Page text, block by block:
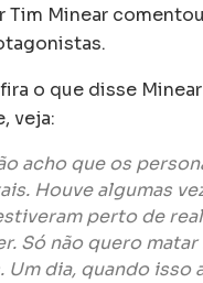
Tim Minear
o que disse
veja:
acho que os
Houve algumas
perto de
Só não quero matar
Um dia, quando isso